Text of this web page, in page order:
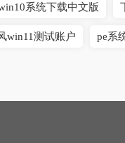
系统下载中文版
win11测试账户 pe系